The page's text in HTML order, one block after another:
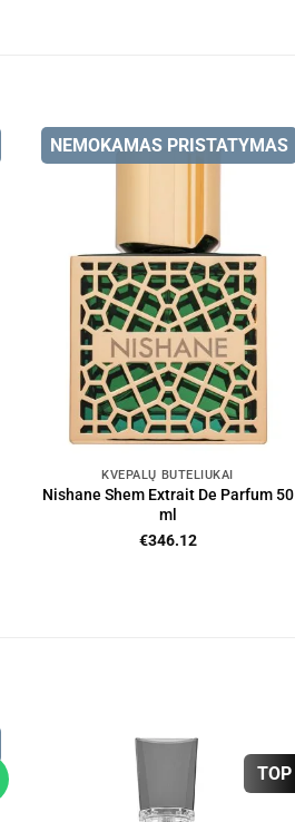
NEMOKAMAS PRISTATYMAS
KVEPALŲ BUTELIUKAI
Nishane Shem Extrait De Parfum 50
ml
€346.12
TOP